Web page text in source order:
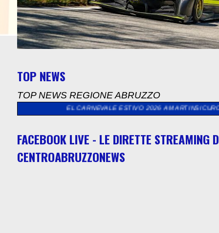
TOP NEWS
TOP NEWS REGIONE ABRUZZO
CARNEVALE ESTIVO 2026 A MARTINSICURO >> 64^ SVOLTE
FACEBOOK LIVE - LE DIRETTE STREAMING
CENTROABRUZZONEWS